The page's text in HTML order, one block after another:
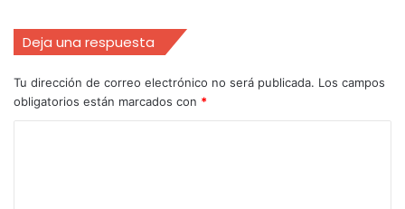
Deja una respuesta
Tu dirección de correo electrónico no será publicada. Los campos
obligatorios están marcados con *